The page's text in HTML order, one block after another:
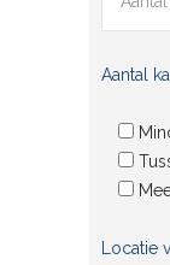
Aantal
Locatie